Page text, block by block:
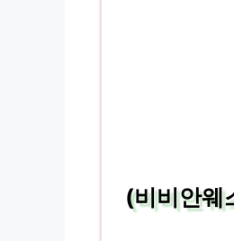
(비비안